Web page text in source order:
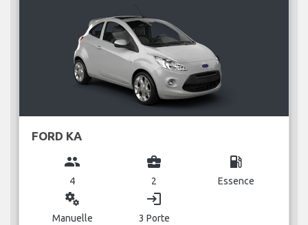
FORD KA
group
4
business_center
2
local_gas_station
Essence
miscellaneous_services
Manuelle
login
3 Porte